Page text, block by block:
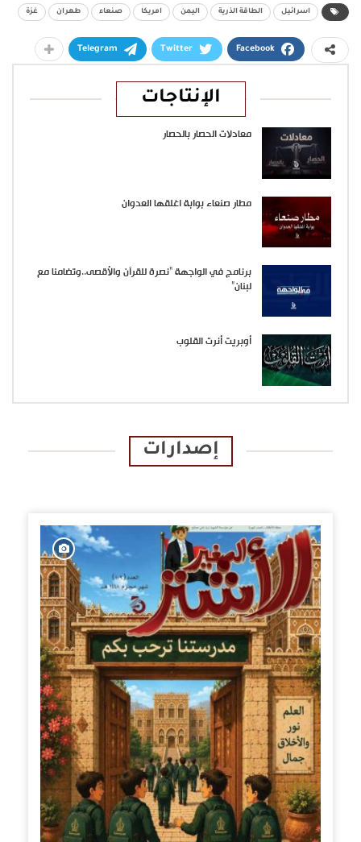
اسرائيل الطاقة الذرية اليمن امريكا صنعاء طهران غزة
Facebook
Twitter
Telegram
الإنتاجات
معادلات الحصار بالحصار
مطار صنعاء بوابة اغلقها العدوان
برنامج في الواجهة “نصرة للقرآن والأقصى..وتضامنا مع
لبنان”
أوبريت أنرت القلوب
إصدارات